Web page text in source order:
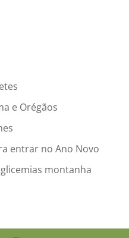
e Orégãos
entrar no Ano Novo
montanha